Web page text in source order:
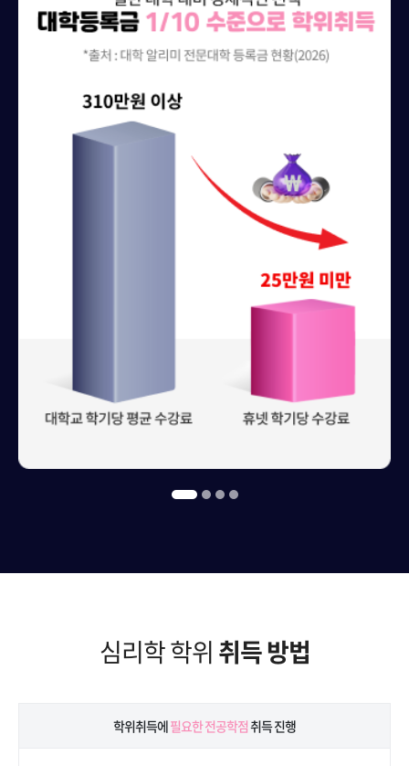
심리학 학위 취득 방법
학위취득에필요한 전공학점취득 진행